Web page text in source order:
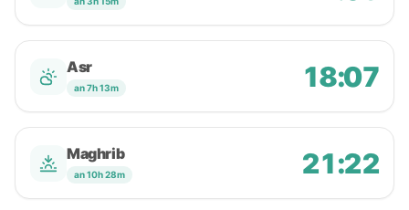
Asr
an 7h 13m 18:07
Maghrib
an 10h 28m 21:22